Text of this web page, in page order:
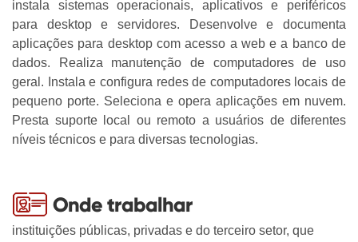
Recursos Humanos - Novotec Integrado (M-Tec)
Serviços Jurídicos - Novotec Integrado (M-Tec)
Desenvolvimento De Sistemas
Enfermagem
Informática
Manutenção De Máquinas Pesadas
Mecânica
Prazos Para Emissão De Documentos
Regulamento Para Uso Dos Laboratórios
Rendimento Escolar
Vagas Remanescentes
Websai
Aproveitamento
Condições Especiais De Estudos
Seleção De Alunos (Matrícula)
Reclassificação
Reconsideração
Processo Seletivo Auxiliar Docente
APM - Associação De Pais E Mestres Da Etec 2025
Segurança Do Trabalho
Eleições 2026
Integridade E Neutralidade: Orientações 2026
Manual De Transparência Ativa
Informações
Projetos Pedagógicos
Etecom - Informática
Entrevista
Currículo
Documentos
Estagiário
Jovem Aprendiz
Parcerias
Grupo Girassol
Projetos Institucionais
Escola De Inovadores
Revista Cientifica
Feteps 2025
INOVA CPS
Vagas
Conselhos Profissionais
Acervo Etec
Agradecimentos
Dicas Da Biblioteca
Curiosidades
Fontes De Informação
Poemas E Poesias...
Sites E Documentários
Manual TCC
Regulamento E Horário De Funcionamento
RIC-CPS
Fale Conosco
Etec
Secretaria
Cadastre-Se
Trabalhe Conosco
instala sistemas operacionais, aplicativos e periféricos
para desktop e servidores. Desenvolve e documenta
aplicações para desktop com acesso a web e a banco de
dados. Realiza manutenção de computadores de uso
geral. Instala e configura redes de computadores locais de
pequeno porte. Seleciona e opera aplicações em nuvem.
Presta suporte local ou remoto a usuários de diferentes
níveis técnicos e para diversas tecnologias.
instituições públicas, privadas e do terceiro setor, que